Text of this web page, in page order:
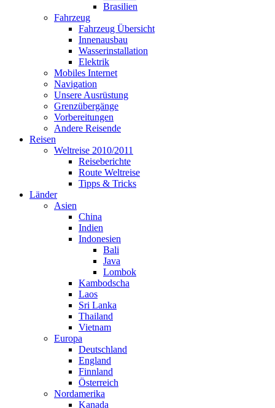
Brasilien
Fahrzeug
Fahrzeug Übersicht
Innenausbau
Wasserinstallation
Elektrik
Mobiles Internet
Navigation
Unsere Ausrüstung
Grenzübergänge
Vorbereitungen
Andere Reisende
Reisen
Weltreise 2010/2011
Reiseberichte
Route Weltreise
Tipps & Tricks
Länder
Asien
China
Indien
Indonesien
Bali
Java
Lombok
Kambodscha
Laos
Sri Lanka
Thailand
Vietnam
Europa
Deutschland
England
Finnland
Österreich
Nordamerika
Kanada